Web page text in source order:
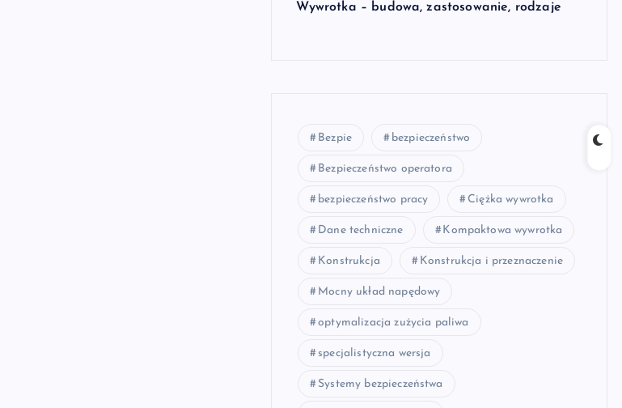
Wywrotka – budowa, zastosowanie, rodzaje
Bezpie bezpieczeństwo
Bezpieczeństwo operatora
bezpieczeństwo pracy Ciężka wywrotka
Dane techniczne Kompaktowa wywrotka
Konstrukcja Konstrukcja i przeznaczenie
Mocny układ napędowy
optymalizacja zużycia paliwa
specjalistyczna wersja
Systemy bezpieczeństwa